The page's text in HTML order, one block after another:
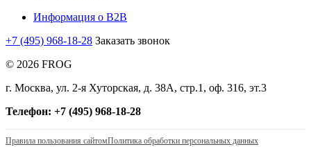
Информация о B2B
+7 (495) 968-18-28 Заказать звонок
© 2026 FROG
г. Москва, ул. 2-я Хуторская, д. 38А, стр.1, оф. 316, эт.3
Телефон: +7 (495) 968-18-28
Правила пользования сайтомПолитика обработки персональных данных